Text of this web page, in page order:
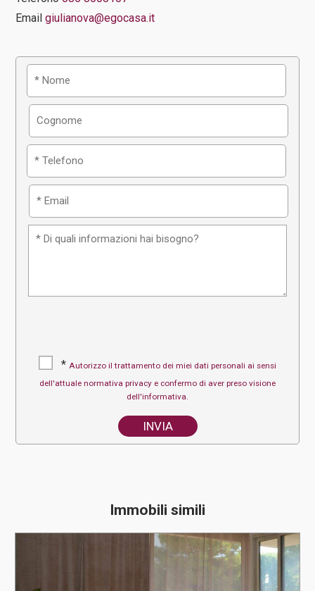
Email giulianova@egocasa.it
* Autorizzo il trattamento dei miei dati personali ai sensi
dell'attuale normativa privacy e confermo di aver preso visione
dell'informativa.
Immobili simili